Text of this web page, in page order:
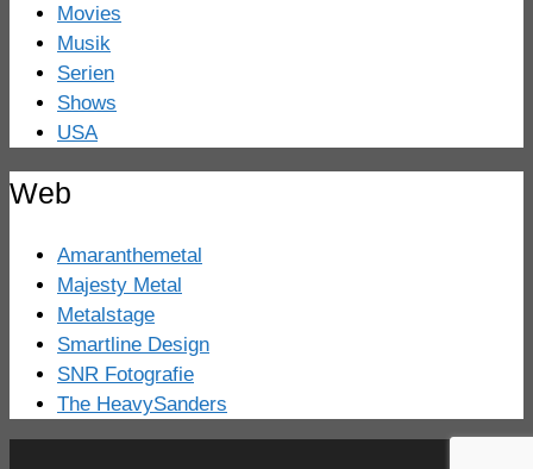
Movies
Musik
Serien
Shows
USA
Web
Amaranthemetal
Majesty Metal
Metalstage
Smartline Design
SNR Fotografie
The HeavySanders